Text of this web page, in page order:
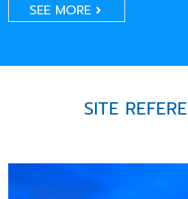
SEE MORE
SITE